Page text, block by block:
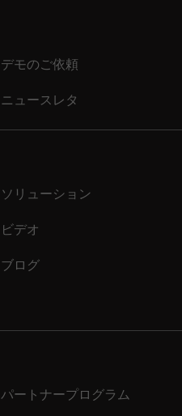
デモのご依頼
ニュースレタ
ソリューション
ビデオ
ブログ
パートナープログラム